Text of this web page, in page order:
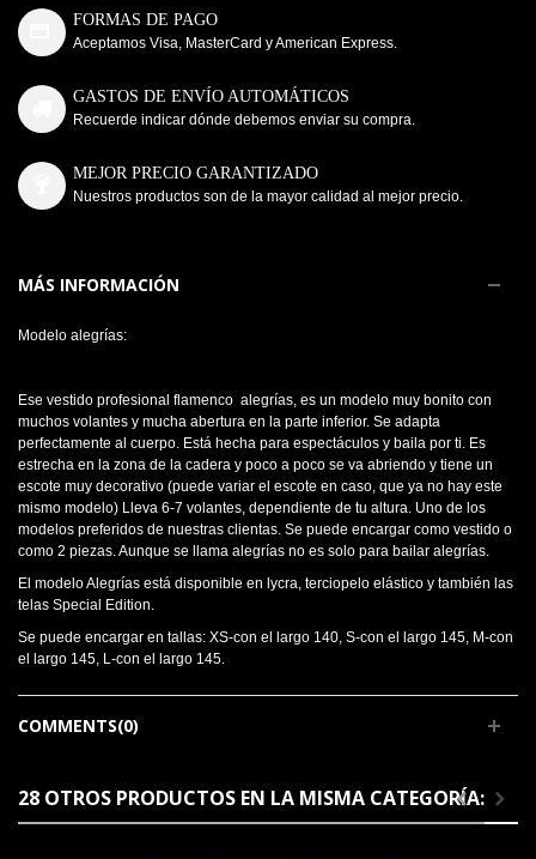
FORMAS DE PAGO
Aceptamos Visa, MasterCard y American Express.
GASTOS DE ENVÍO AUTOMÁTICOS
Recuerde indicar dónde debemos enviar su compra.
MEJOR PRECIO GARANTIZADO
Nuestros productos son de la mayor calidad al mejor precio.
MÁS INFORMACIÓN
Modelo alegrías:
Ese vestido profesional flamenco alegrías, es un modelo muy bonito con
muchos volantes y mucha abertura en la parte inferior. Se adapta
perfectamente al cuerpo. Está hecha para espectáculos y baila por ti. Es
estrecha en la zona de la cadera y poco a poco se va abriendo y tiene un
escote muy decorativo (puede variar el escote en caso, que ya no hay este
mismo modelo) Lleva 6-7 volantes, dependiente de tu altura. Uno de los
modelos preferidos de nuestras clientas. Se puede encargar como vestido o
como 2 piezas. Aunque se llama alegrías no es solo para bailar alegrías.
El modelo Alegrías está disponible en lycra, terciopelo elástico y también las
telas Special Edition.
Se puede encargar en tallas: XS-con el largo 140, S-con el largo 145, M-con
el largo 145, L-con el largo 145.
COMMENTS(0)
28 OTROS PRODUCTOS EN LA MISMA CATEGORÍA: